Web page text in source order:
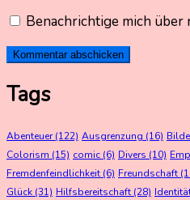
Benachrichtige mich über
Tags
Abenteuer(122) Ausgrenzung (16)
Colorism (15) comic (6) Divers (10)
Fremdenfeindlichkeit (6) Freundschaft
Glück (31) Hilfsbereitschaft (28)